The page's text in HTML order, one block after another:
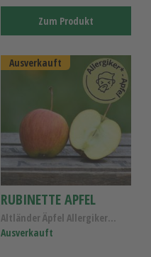
Zum Produkt
Ausverkauft
RUBINETTE APFEL
Altländer Äpfel Allergiker , Rubinette Apfel Kl.I
Ausverkauft